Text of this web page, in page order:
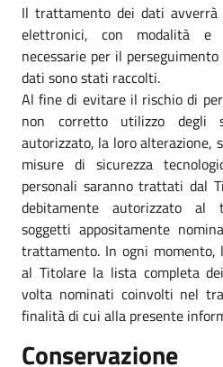
Il trattamento dei dati avverrà
elettronici, con modalità e
necessarie per il
dati sono stati raccolti.
Al fine di evitare il rischio di
non corretto utilizzo degli
autorizzato, la loro alterazione,
misure di sicurezza
personali saranno trattati dal
debitamente autorizzato al
soggetti appositamente
trattamento. In ogni momento,
al Titolare la lista completa
volta nominati coinvolti nel
finalità di cui alla presente
Conservazione